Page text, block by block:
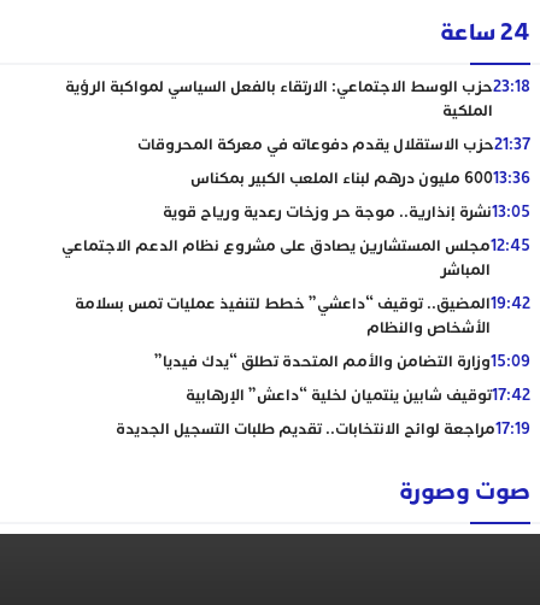
24 ساعة
23:18حزب الوسط الاجتماعي: الارتقاء بالفعل السياسي لمواكبة الرؤية
الملكية
21:37حزب الاستقلال يقدم دفوعاته في معركة المحروقات
13:36600 مليون درهم لبناء الملعب الكبير بمكناس
13:05نشرة إنذارية.. موجة حر وزخات رعدية ورياح قوية
12:45مجلس المستشارين يصادق على مشروع نظام الدعم الاجتماعي
المباشر
19:42المضيق.. توقيف “داعشي” خطط لتنفيذ عمليات تمس بسلامة
الأشخاص والنظام
15:09وزارة التضامن والأمم المتحدة تطلق “يدك فيديا”
17:42توقيف شابين ينتميان لخلية “داعش” الإرهابية
17:19مراجعة لوائح الانتخابات.. تقديم طلبات التسجيل الجديدة
صوت وصورة